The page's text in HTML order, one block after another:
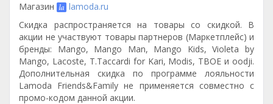
Магазин
lamoda.ru
Скидка распространяется на товары со скидкой. В
акции не участвуют товары партнеров (Маркетплейс) и
бренды: Mango, Mango Man, Mango Kids, Violeta by
Mango, Lacoste, T.Taccardi for Kari, Modis, ТВОЕ и oodji.
Дополнительная скидка по программе лояльности
Lamoda Friends&Family не применяется совместно с
промо-кодом данной акции.